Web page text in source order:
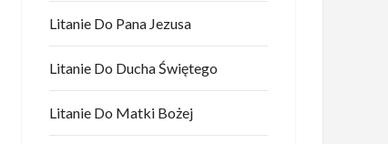
Litanie Do Pana Jezusa
Litanie Do Ducha Świętego
Litanie Do Matki Bożej